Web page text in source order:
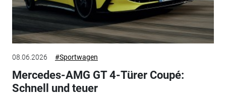
08.06.2026 #Sportwagen
Mercedes-AMG GT 4-Türer Coupé:
Schnell und teuer